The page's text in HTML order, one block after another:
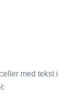
med tekst i